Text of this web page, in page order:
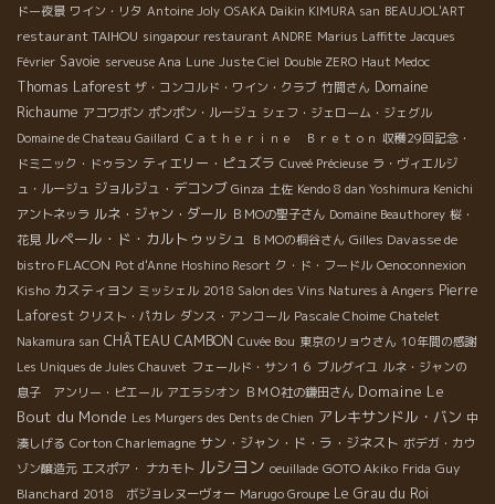
ドー夜景 ワイン・リタ Antoine Joly OSAKA Daikin KIMURA san BEAUJOL'ART
restaurant TAIHOU singapour restaurant ANDRE Marius Laffitte Jacques
Février Savoie serveuse Ana Lune Juste Ciel Double ZERO Haut Medoc
Thomas Laforest ザ・コンコルド・ワイン・クラブ 竹間さん Domaine
Richaume アコワボン ポンポン・ルージュ シェフ・ジェローム・ジェグル
Domaine de Chateau Gaillard Ｃａｔｈｅｒｉｎｅ Ｂｒｅｔｏｎ 収穫29回記念・
ドミニック・ドゥラン ティエリー・ピュズラ Cuveé Précieuse ラ・ヴィエルジ
ュ・ルージュ ジョルジュ・デコンブ Ginza 土佐 Kendo 8 dan Yoshimura Kenichi
アントネッラ ルネ・ジャン・ダール ＢＭОの聖子さん Domaine Beauthorey 桜・
花見 ルペール・ド・カルトゥッシュ ＢＭОの桐谷さん Gilles Davasse de
bistro FLACON Pot d'Anne Hoshino Resort ク・ド・フードル Oenoconnexion
Kisho カスティヨン ミッシェル 2018 Salon des Vins Natures à Angers Pierre
Laforest クリスト・パカレ ダンス・アンコール Pascale Choime Chatelet
Nakamura san CHÂTEAU CAMBON Cuvée Bou 東京のリョウさん 10年間の感謝
Les Uniques de Jules Chauvet フェールド・サン１６ ブルグイユ ルネ・ジャンの
息子 アンリー・ピエール アエラシオン ＢＭＯ社の鎌田さん Domaine Le
Bout du Monde Les Murgers des Dents de Chien アレキサンドル・バン 中
湊しげる Corton Charlemagne サン・ジャン・ド・ラ・ジネスト ボデガ・カウ
ゾン醸造元 エスポア・ ナカモト ルシヨン oeuillade GOTO Akiko Frida Guy
Blanchard 2018 ボジョレヌーヴォー Marugo Groupe Le Grau du Roi